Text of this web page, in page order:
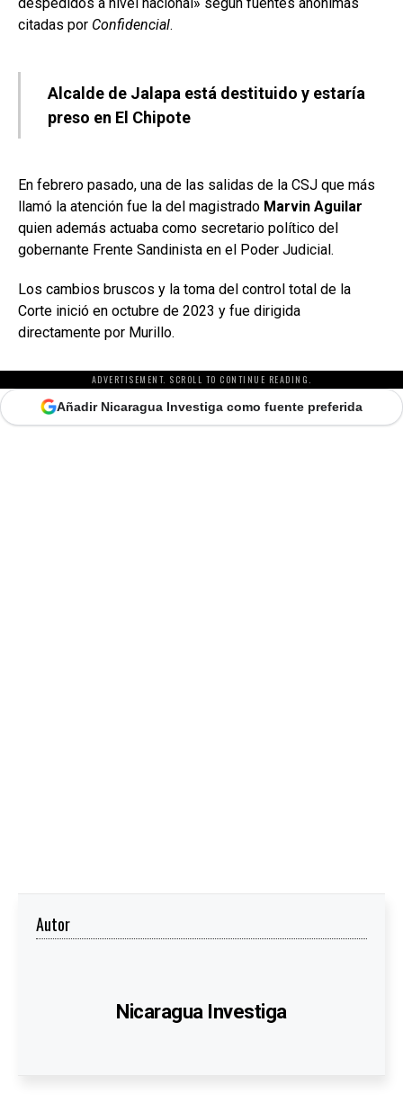
citadas por Confidencial.
Alcalde de Jalapa está destituido y estaría
preso en El Chipote
En febrero pasado, una de las salidas de la CSJ que más
llamó la atención fue la del magistrado Marvin Aguilar
quien además actuaba como secretario político del
gobernante Frente Sandinista en el Poder Judicial.
Los cambios bruscos y la toma del control total de la
Corte inició en octubre de 2023 y fue dirigida
directamente por Murillo.
ADVERTISEMENT. SCROLL TO CONTINUE READING.
Añadir Nicaragua Investiga como fuente preferida
Autor
Nicaragua Investiga